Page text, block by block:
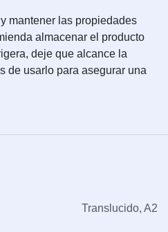
mantener las propiedades
almacenar el producto
deje que alcance la
de usarlo para asegurar una
Translucido, A2